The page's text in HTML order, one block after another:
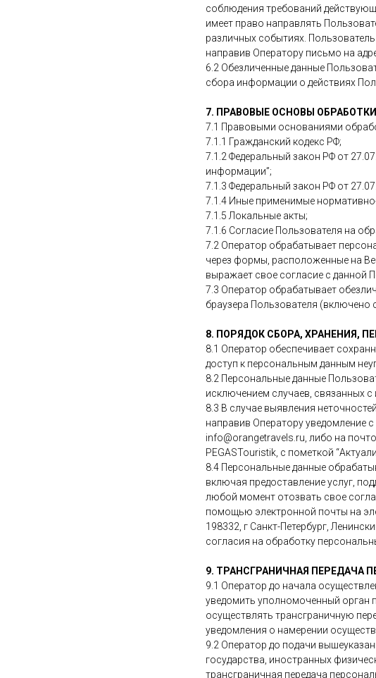
соблюдения требований
имеет право направлять
различных событиях.
направив Оператору письмо на
6.2 Обезличенные данные
сбора информации о действиях
7. ПРАВОВЫЕ ОСНОВЫ
7.1 Правовыми основаниями
7.1.1 Гражданский кодекс РФ;
7.1.2 Федеральный закон РФ от
информации”;
7.1.3 Федеральный закон РФ от
7.1.4 Иные применимые
7.1.5 Локальные акты;
7.1.6 Согласие Пользователя на
7.2 Оператор обрабатывает
через формы, расположенные на
выражает свое согласие с данной
7.3 Оператор обрабатывает
браузера Пользователя (включено
8. ПОРЯДОК СБОРА, ХРАНЕНИЯ,
8.1 Оператор обеспечивает
доступ к персональным данным
8.2 Персональные данные
исключением случаев, связанных
8.3 В случае выявления
направив Оператору уведомление
info@orangetravels.ru, либо на
PEGASTouristik, с пометкой
8.4 Персональные данные
включая предоставление услуг,
любой момент отозвать свое
помощью электронной почты на
198332, г Санкт-Петербург,
согласия на обработку
9. ТРАНСГРАНИЧНАЯ ПЕРЕДАЧА
9.1 Оператор до начала
уведомить уполномоченный орган
осуществлять трансграничную
уведомления о намерении
9.2 Оператор до подачи
государства, иностранных
трансграничная передача